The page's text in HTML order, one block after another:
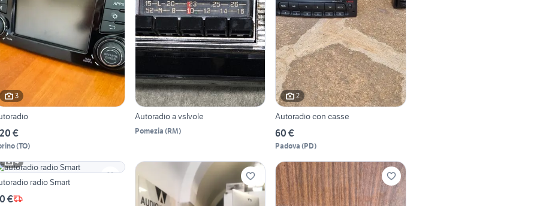
3
€
(TO)
Autoradio a vslvole
Pomezia (RM)
2
Autoradio con casse
60 €
Padova (PD)
4
radio Smart
€